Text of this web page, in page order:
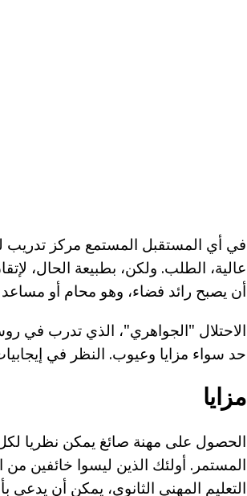
في أي المستقبل المستمع مركز تدريب
عالية، الطلب. ولكن، بطبيعة الحال،
أن يصبح رائد فضاء، وهو محام أو
الاحتلال "الجواهري"، الذي تدرب في
حد سواء مزايا وعيوب. النظر في
مزايا
الحصول على مهنة صائغ يمكن نظريا لكل
المستمر. أولئك الذين ليسوا خائفين من
التعليم المهني الثانوي، يمكن أن